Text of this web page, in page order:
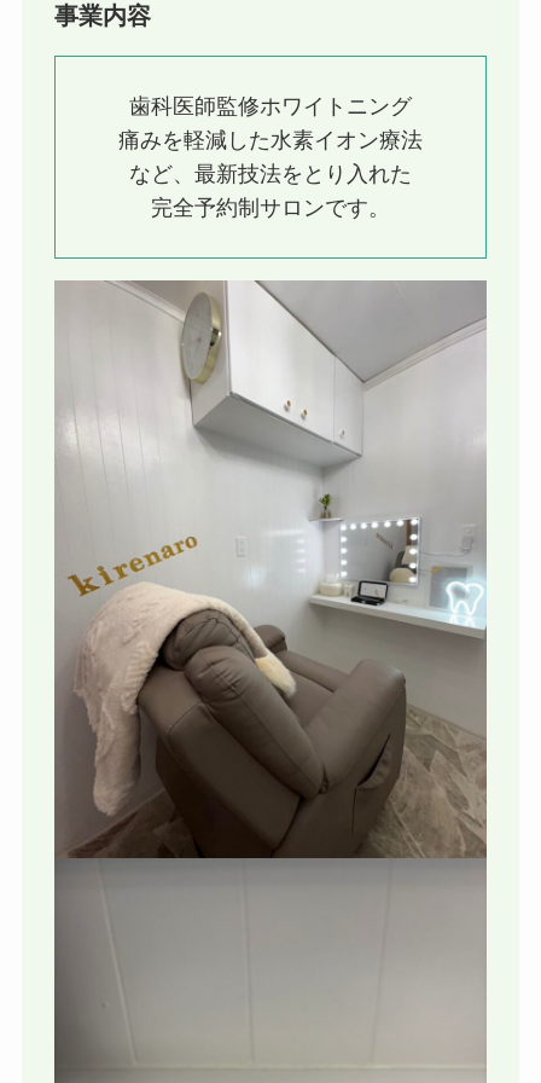
事業内容
歯科医師監修ホワイトニング
痛みを軽減した水素イオン療法
など、最新技法をとり入れた
完全予約制サロンです。